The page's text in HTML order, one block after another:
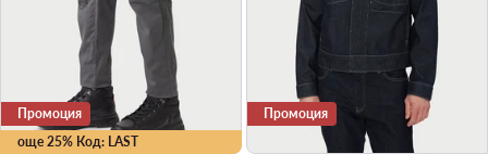
още 25% Код: LAST
Промоция Промоция